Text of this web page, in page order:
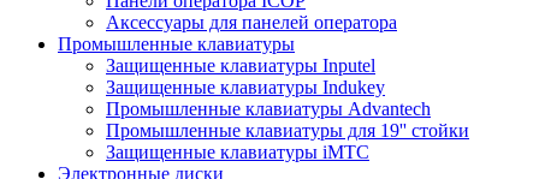
Аксессуары для панелей оператора
Промышленные клавиатуры
Защищенные клавиатуры Inputel
Защищенные клавиатуры Indukey
Промышленные клавиатуры Advantech
Промышленные клавиатуры для 19'' стойки
Защищенные клавиатуры iMTC
Электронные диски